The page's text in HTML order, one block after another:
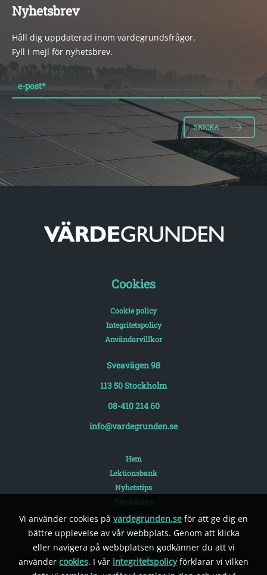
Vi använder cookies på vardegrunden.se för att ge dig en
bättre upplevelse av vår webbplats. Genom att klicka
eller navigera på webbplatsen godkänner du att vi
använder cookies. I vår integritetspolicyförklarar vi vilken
Nyhetsbrev
Håll dig uppdaterad inom värdegrundsfrågor.
Fyll i mejl för nyhetsbrev.
e-post*
Cookies
Cookie policy
Integritetspolicy
Användarvillkor
Sveavägen 98
113 50 Stockholm
08-410 214 60
info@vardegrunden.se
Hem
Lektionsbank
Nyhetstips
Kontakt
Pedagogik